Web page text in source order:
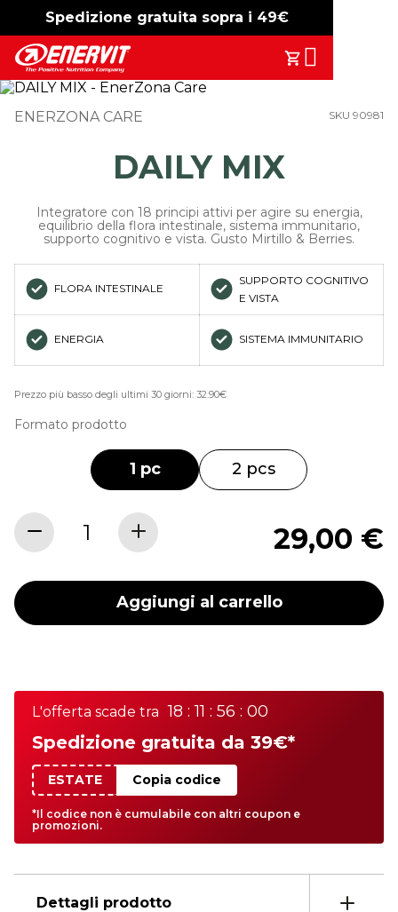
Spedizione gratuita sopra i 49€
-15% free shipping
Il Tuo
Search
ENERZONA CARE SKU 90981
DAILY MIX
Integratore con 18 principi attivi per agire su energia,
equilibrio della flora intestinale, sistema immunitario,
supporto cognitivo e vista. Gusto Mirtillo & Berries.
FLORA INTESTINALE
SUPPORTO COGNITIVO
E VISTA
ENERGIA SISTEMA IMMUNITARIO
Prezzo più basso degli ultimi 30 giorni: 32.90€
Formato prodotto
1 pc 2 pcs
29,00 €
Aggiungi al carrello
L'offerta scade tra 18 : 11 : 56 : 00
Spedizione gratuita da 39€*
ESTATE Copia codice
*Il codice non è cumulabile con altri coupon e
promozioni.
Dettagli prodotto